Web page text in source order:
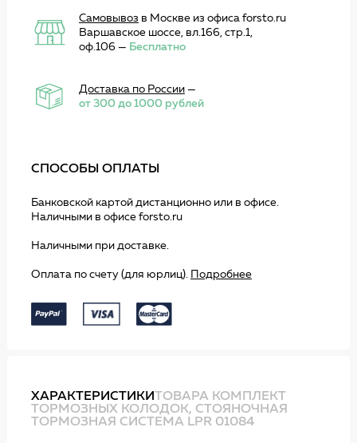
Самовывоз в Москве из офиса forsto.ru
Варшавское шоссе, вл.166, стр.1,
оф.106 — Бесплатно
Доставка по России—
от 300 до 1000 рублей
СПОСОБЫ ОПЛАТЫ
Банковской картой дистанционно или в офисе.
Наличными в офисе forsto.ru
Наличными при доставке.
Оплата по счету (для юрлиц). Подробнее
ХАРАКТЕРИСТИКИТОВАРА КОМПЛЕКТ
ТОРМОЗНЫХ КОЛОДОК, СТОЯНОЧНАЯ
ТОРМОЗНАЯ СИСТЕМА LPR 01084